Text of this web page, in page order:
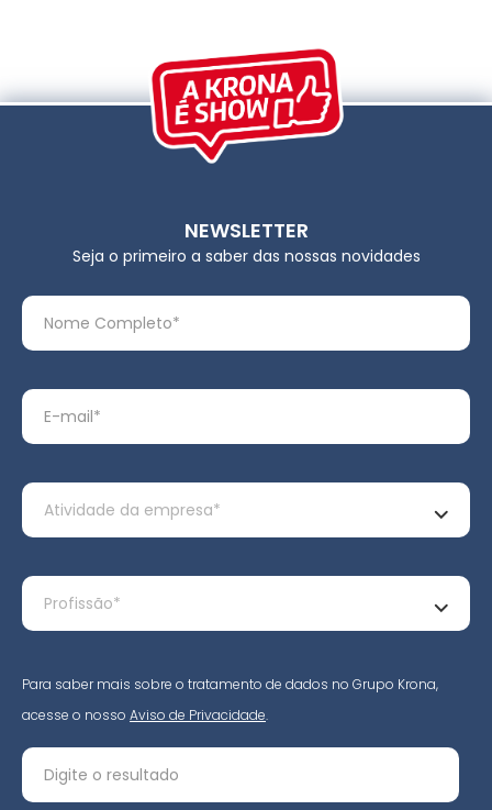
NEWSLETTER
Seja o primeiro a saber das nossas novidades
Para saber mais sobre o tratamento de dados no Grupo Krona,
acesse o nosso Aviso de Privacidade.